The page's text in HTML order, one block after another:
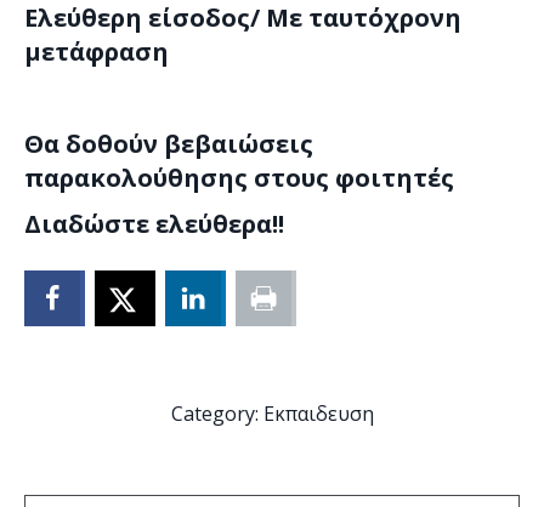
Ελεύθερη είσοδος/ Με ταυτόχρονη
μετάφραση
Θα δοθούν βεβαιώσεις
παρακολούθησης στους φοιτητές
Διαδώστε ελεύθερα!!
Category: Εκπαιδευση